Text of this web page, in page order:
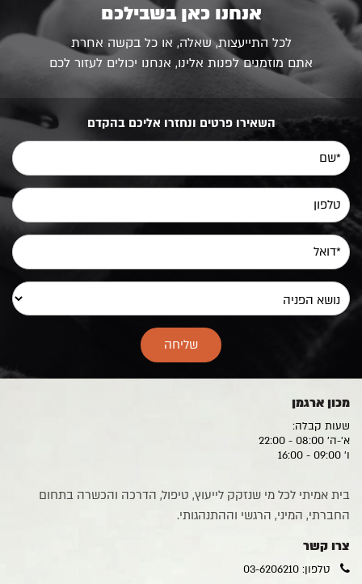
אנחנו כאן בשבילכם
לכל התייעצות, שאלה, או כל בקשה אחרת
אתם מוזמנים לפנות אלינו, אנחנו יכולים לעזור לכם
השאירו פרטים ונחזרו אליכם בהקדם
מכון ארגמן
שעות קבלה:
א'-ה' 08:00 - 22:00
ו' 09:00 - 16:00
בית אמיתי לכל מי שנזקק לייעוץ, טיפול, הדרכה והכשרה בתחום
החברתי, המיני, הרגשי וההתנהגותי.
צרו קשר
טלפון: 03-6206210